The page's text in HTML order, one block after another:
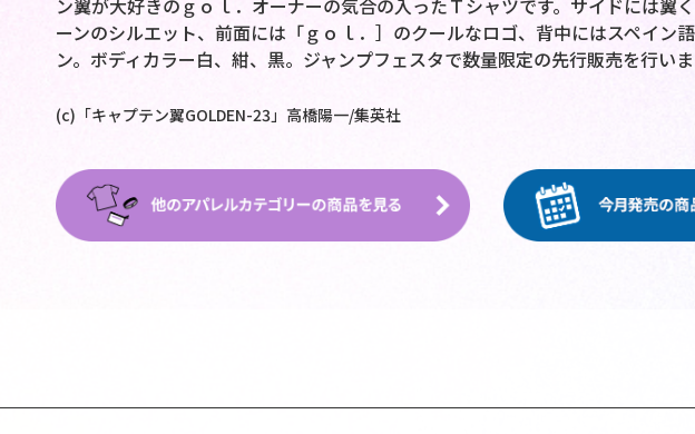
ン翼が大好きのｇｏｌ．オーナーの気合の入ったＴシャツです。サイドには翼
ーンのシルエット、前面には「ｇｏｌ．］のクールなロゴ、背中にはスペイン
ン。ボディカラー白、紺、黒。ジャンプフェスタで数量限定の先行販売を行いま
(c)「キャプテン翼GOLDEN-23」高橋陽一/集英社